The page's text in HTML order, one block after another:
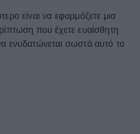
είναι να εφαρμόζετε μια
που έχετε ευαίσθητη
ενυδατώνεται σωστά αυτό το